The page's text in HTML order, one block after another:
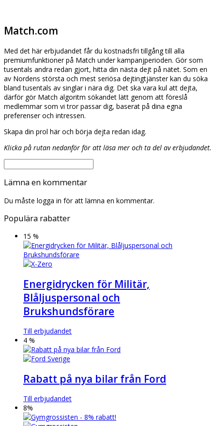
Match.com
Med det här erbjudandet får du kostnadsfri tillgång till alla
premiumfunktioner på Match under kampanjperioden. Gör som
tusentals andra redan gjort, hitta din nästa dejt på nätet. Som en
av Nordens största och mest seriösa dejtingtjänster kan du söka
bland tusentals av singlar i nära dig. Det ska vara kul att dejta,
därför gör Match algoritm sökandet lätt genom att föreslå
medlemmar som vi tror passar dig, baserat på dina egna
preferenser och intressen.
Skapa din profil här och börja dejta redan idag.
Klicka på rutan nedanför för att läsa mer och ta del av erbjudandet.
Lämna en kommentar
Du måste logga in för att lämna en kommentar.
Populära rabatter
15 %
Energidrycken för Militär,
Blåljuspersonal och
Brukshundsförare
Till erbjudandet
4 %
Rabatt på nya bilar från Ford
Till erbjudandet
8%